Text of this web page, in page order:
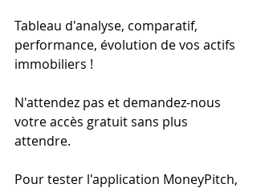
Tableau d'analyse, comparatif,
performance, évolution de vos actifs
immobiliers !
N'attendez pas et demandez-nous
votre accès gratuit sans plus
attendre.
Pour tester l'application MoneyPitch,